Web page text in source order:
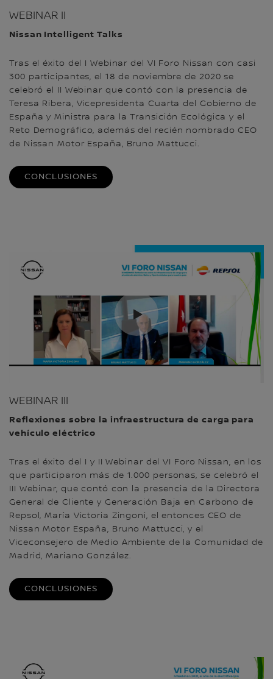
WEBINAR II
Nissan Intelligent Talks
Tras el éxito del I Webinar del VI Foro Nissan con casi
300 participantes, el 18 de noviembre de 2020 se
celebró el II Webinar que contó con la presencia de
Teresa Ribera, Vicepresidenta Cuarta del Gobierno de
España y Ministra para la Transición Ecológica y el
Reto Demográfico, además del recién nombrado CEO
de Nissan Motor España, Bruno Mattucci.
CONCLUSIONES
WEBINAR III
Reflexiones sobre la infraestructura de carga para
vehículo eléctrico
Tras el éxito del I y II Webinar del VI Foro Nissan, en los
que participaron más de 1.000 personas, se celebró el
III Webinar, que contó con la presencia de la Directora
General de Cliente y Generación Baja en Carbono de
Repsol, María Victoria Zingoni, el entonces CEO de
Nissan Motor España, Bruno Mattucci, y el
Viceconsejero de Medio Ambiente de la Comunidad de
Madrid, Mariano González.
CONCLUSIONES